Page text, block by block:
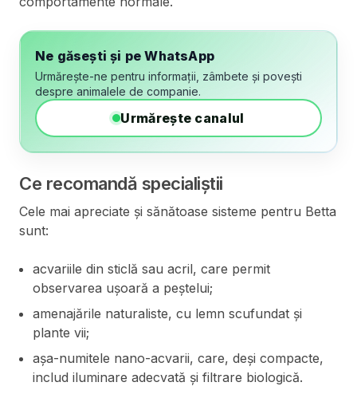
Ne găsești și pe WhatsApp
Urmărește-ne pentru informații, zâmbete și povești
despre animalele de companie.
Urmărește canalul
Ce recomandă specialiștii
Cele mai apreciate și sănătoase sisteme pentru Betta
sunt:
acvariile din sticlă sau acril, care permit
observarea ușoară a peștelui;
amenajările naturaliste, cu lemn scufundat și
plante vii;
așa-numitele nano-acvarii, care, deși compacte,
includ iluminare adecvată și filtrare biologică.